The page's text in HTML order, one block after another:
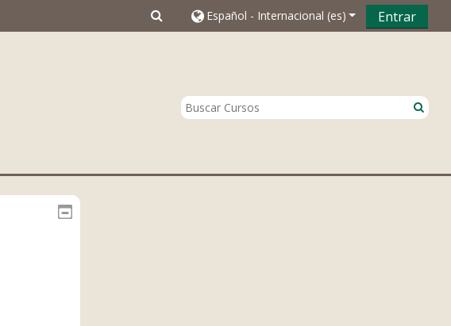
Español - Internacional ‎(es)‎ Entrar